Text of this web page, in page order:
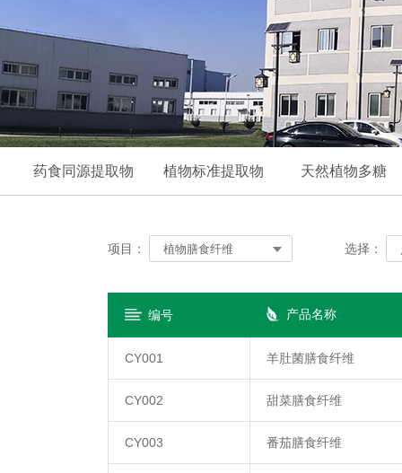
药食同源提取物 植物标准提取物 天然植物多糖
项目： 植物膳食纤维 选择：
编号 产品名称
CY001 羊肚菌膳食纤维
CY002 甜菜膳食纤维
CY003 番茄膳食纤维